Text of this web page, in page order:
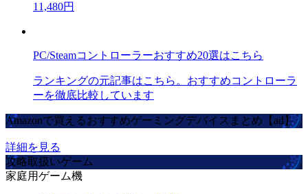
11,480円
PC/Steamコントローラーおすすめ20選はこちら
ランキングの元記事はこちら。おすすめコントローラ
ーを徹底比較しています
Amazonで買えるおすすめゲーミングデバイスまとめ【ad】
詳細を見る
攻略取扱いゲーム
家庭用ゲーム機